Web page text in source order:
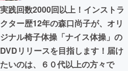
CAMPFIRE for Social Good
CAMPFIREふるさと納税
実践回数2000回以上！インストラ
クター歴12年の森口尚子が、オリ
ジナル椅子体操「ナイス体操」の
DVDリリースを目指します！届け
たいのは、６０代以上の方々で